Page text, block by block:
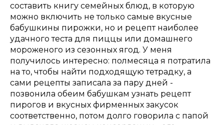
составить книгу семейных блюд, в которую
можно включить не только самые вкусные
бабушкины пирожки, но и рецепт наиболее
удачного теста для пиццы или домашнего
мороженого из сезонных ягод. У меня
получилось интересно: полмесяца я потратила
на то, чтобы найти подходящую тетрадку, а
сами рецепты записала за пару дней -
позвонила обеим бабушкам узнать рецепт
пирогов и вкусных фирменных закусок
соответственно, потом долго говорила с папой